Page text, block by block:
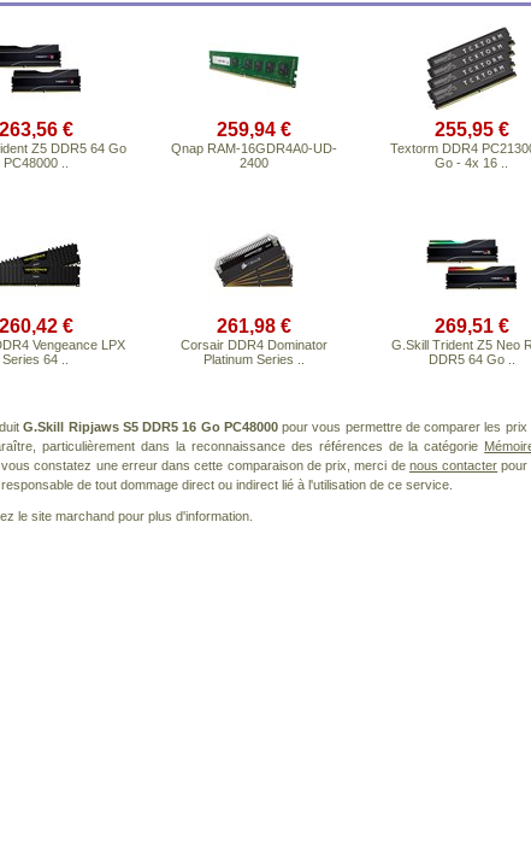
263,56 €
Z5 DDR5 64 Go
PC48000 ..
259,94 €
Qnap RAM-16GDR4A0-UD-
2400
255,95 €
Textorm DDR4
Go - 4x 16 ..
260,42 €
Vengeance LPX
Series 64 ..
261,98 €
Corsair DDR4 Dominator
Platinum Series ..
269,51 €
G.Skill Trident Z5 Neo
DDR5 64 Go ..
G.Skill Ripjaws S5 DDR5 16 Go PC48000pour vous permettre de comparer les prix
particulièrement dans la reconnaissance des références de la catégorie
constatez une erreur dans cette comparaison de prix, merci de nous contacter pour
de tout dommage direct ou indirect lié à l'utilisation de ce service.
le site marchand pour plus d'information.